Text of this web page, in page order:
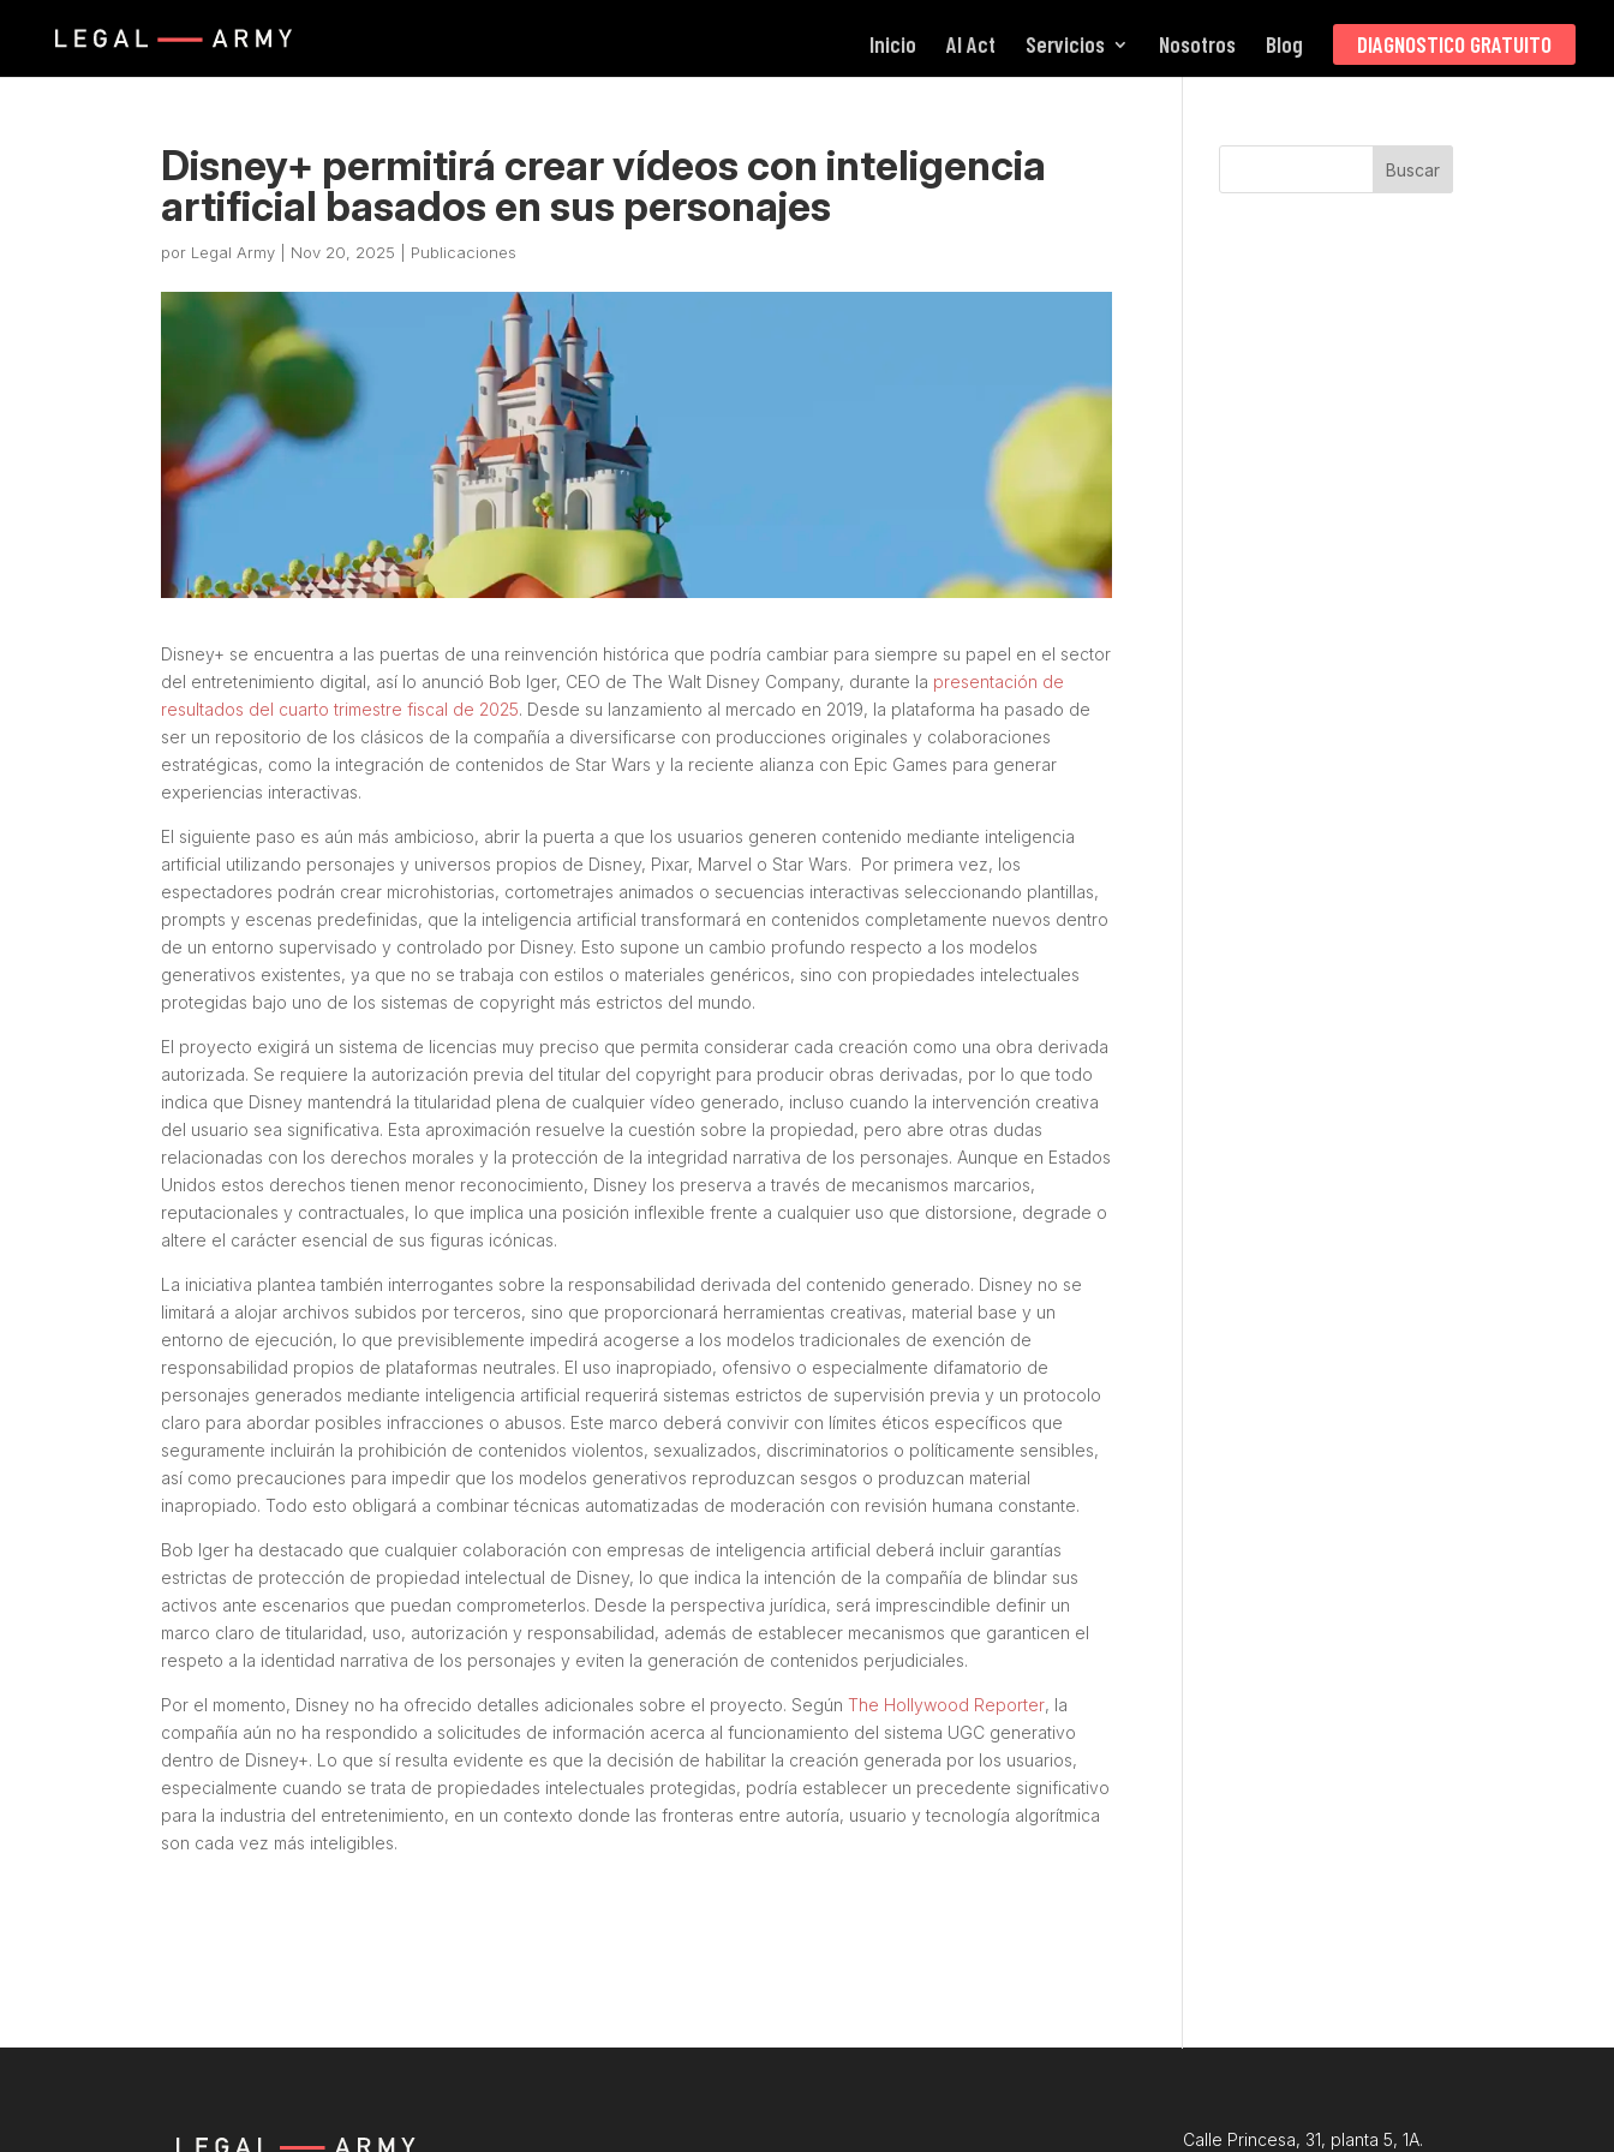
Inicio AI Act Servicios Nosotros Blog DIAGNOSTICO GRATUITO
Disney+ permitirá crear vídeos con inteligencia
artificial basados en sus personajes
por Legal Army Nov 20, 2025 Publicaciones
Disney+ se encuentra a las puertas de una reinvención histórica que podría cambiar para siempre su papel en el sector
del entretenimiento digital, así lo anunció Bob Iger, CEO de The Walt Disney Company, durante la presentación de
resultados del cuarto trimestre fiscal de 2025. Desde su lanzamiento al mercado en 2019, la plataforma ha pasado de
ser un repositorio de los clásicos de la compañía a diversificarse con producciones originales y colaboraciones
estratégicas, como la integración de contenidos de Star Wars y la reciente alianza con Epic Games para generar
experiencias interactivas.
El siguiente paso es aún más ambicioso, abrir la puerta a que los usuarios generen contenido mediante inteligencia
artificial utilizando personajes y universos propios de Disney, Pixar, Marvel o Star Wars. Por primera vez, los
espectadores podrán crear microhistorias, cortometrajes animados o secuencias interactivas seleccionando plantillas,
prompts y escenas predefinidas, que la inteligencia artificial transformará en contenidos completamente nuevos dentro
de un entorno supervisado y controlado por Disney. Esto supone un cambio profundo respecto a los modelos
generativos existentes, ya que no se trabaja con estilos o materiales genéricos, sino con propiedades intelectuales
protegidas bajo uno de los sistemas de copyright más estrictos del mundo.
El proyecto exigirá un sistema de licencias muy preciso que permita considerar cada creación como una obra derivada
autorizada. Se requiere la autorización previa del titular del copyright para producir obras derivadas, por lo que todo
indica que Disney mantendrá la titularidad plena de cualquier vídeo generado, incluso cuando la intervención creativa
del usuario sea significativa. Esta aproximación resuelve la cuestión sobre la propiedad, pero abre otras dudas
relacionadas con los derechos morales y la protección de la integridad narrativa de los personajes. Aunque en Estados
Unidos estos derechos tienen menor reconocimiento, Disney los preserva a través de mecanismos marcarios,
reputacionales y contractuales, lo que implica una posición inflexible frente a cualquier uso que distorsione, degrade o
altere el carácter esencial de sus figuras icónicas.
La iniciativa plantea también interrogantes sobre la responsabilidad derivada del contenido generado. Disney no se
limitará a alojar archivos subidos por terceros, sino que proporcionará herramientas creativas, material base y un
entorno de ejecución, lo que previsiblemente impedirá acogerse a los modelos tradicionales de exención de
responsabilidad propios de plataformas neutrales. El uso inapropiado, ofensivo o especialmente difamatorio de
personajes generados mediante inteligencia artificial requerirá sistemas estrictos de supervisión previa y un protocolo
claro para abordar posibles infracciones o abusos. Este marco deberá convivir con límites éticos específicos que
seguramente incluirán la prohibición de contenidos violentos, sexualizados, discriminatorios o políticamente sensibles,
así como precauciones para impedir que los modelos generativos reproduzcan sesgos o produzcan material
inapropiado. Todo esto obligará a combinar técnicas automatizadas de moderación con revisión humana constante.
Bob Iger ha destacado que cualquier colaboración con empresas de inteligencia artificial deberá incluir garantías
estrictas de protección de propiedad intelectual de Disney, lo que indica la intención de la compañía de blindar sus
activos ante escenarios que puedan comprometerlos. Desde la perspectiva jurídica, será imprescindible definir un
marco claro de titularidad, uso, autorización y responsabilidad, además de establecer mecanismos que garanticen el
respeto a la identidad narrativa de los personajes y eviten la generación de contenidos perjudiciales.
Por el momento, Disney no ha ofrecido detalles adicionales sobre el proyecto. SegúnThe Hollywood Reporter, la
compañía aún no ha respondido a solicitudes de información acerca al funcionamiento del sistema UGC generativo
dentro de Disney+. Lo que sí resulta evidente es que la decisión de habilitar la creación generada por los usuarios,
especialmente cuando se trata de propiedades intelectuales protegidas, podría establecer un precedente significativo
para la industria del entretenimiento, en un contexto donde las fronteras entre autoría, usuario y tecnología algorítmica
son cada vez más inteligibles.
Buscar
Calle Princesa, 31, planta 5, 1A.